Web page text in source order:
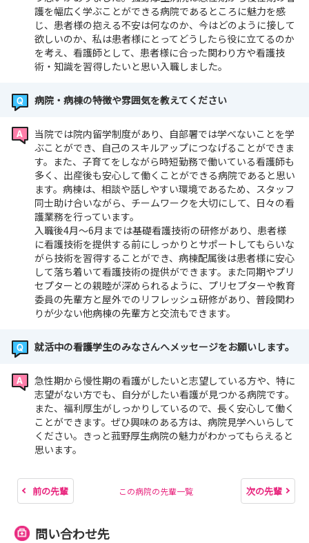
護を幅広く学ぶことができる病院であるところに魅力を感
じ、患者様の抱える不安は何なのか、今はどのように接して
欲しいのか、私は患者様にとってどうしたら役に立てるのか
を考え、看護師として、患者様に合った関わり方や看護技
術・知識を習得したいと思い入職しました。
病院・病棟の特徴や雰囲気を教えてください
当院では院内留学制度があり、自部署では学べないことを学
ぶことができ、自己のスキルアップにつなげることができま
す。また、子育てをしながら時短勤務で働いている看護師も
多く、出産後も安心して働くことができる病院であると思い
ます。病棟は、相談や話しやすい環境であるため、スタッフ
同士助け合いながら、チームワークを大切にして、日々の看
護業務を行っています。
入職後4月～6月までは基礎看護技術の研修があり、患者様
に看護技術を提供する前にしっかりとサポートしてもらいな
がら技術を習得することができ、病棟配属後は患者様に安心
して落ち着いて看護技術の提供ができます。また同期やプリ
セプターとの親睦が深められるように、プリセプターや教育
委員の先輩方と屋外でのリフレッシュ研修があり、普段関わ
りが少ない他病棟の先輩方と交流もできます。
就活中の看護学生のみなさんへメッセージをお願いします。
急性期から慢性期の看護がしたいと志望している方や、特に
志望がない方でも、自分がしたい看護が見つかる病院です。
また、福利厚生がしっかりしているので、長く安心して働く
ことができます。ぜひ興味のある方は、病院見学へいらして
ください。きっと菰野厚生病院の魅力がわかってもらえると
思います。
前の先輩 この病院の先輩一覧 次の先輩
問い合わせ先